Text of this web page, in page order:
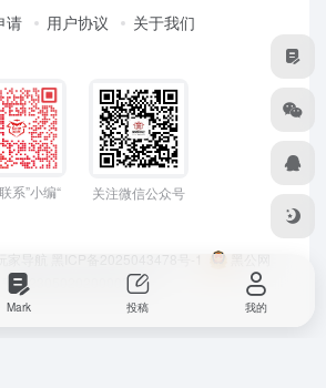
请 用户协议 关于我们
系”小编“ 关注微信公众号
家导航 黑ICP备2025043478号-1
黑公网
安备23050202000033号
Mark 投稿 我的